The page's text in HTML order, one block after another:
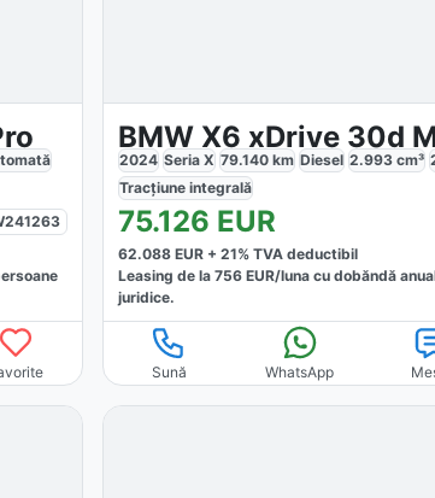
BMW X6 xDrive 30d
2024 Seria X 79.140km Diesel 2.993cm³
Tracțiune integrală
75.126 EUR
62.088EUR + 21% TVA deductibil
Leasing de la 756EUR/lunacu dobăndă
juridice.
Sună WhatsApp